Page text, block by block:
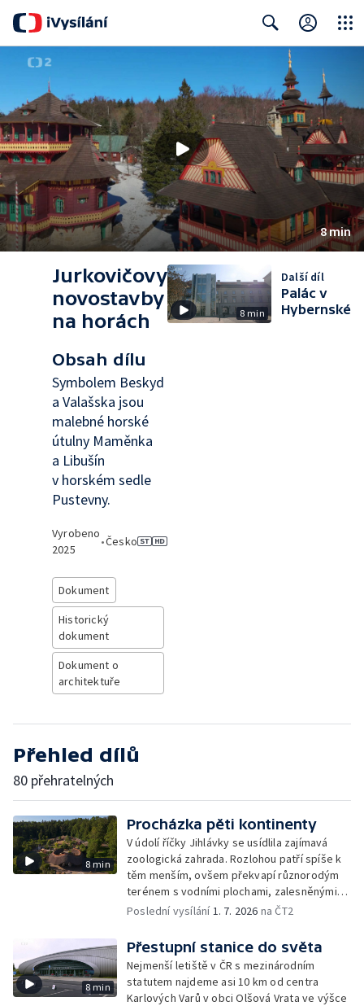
8 min
Jurkovičovy
novostavby
na horách
Obsah dílu
Symbolem Beskyd
a Valašska jsou
malebné horské
útulny Maměnka
a Libušín
v horském sedle
Pustevny.
Vyrobeno
2025
•Česko
Dokument
Historický
dokument
Dokument o
architektuře
8 min
Další díl
Palác v
Hybernské
Přehled dílů
80 přehratelných
8 min
Procházka pěti kontinenty
V údolí říčky Jihlávky se usídlila zajímavá
zoologická zahrada. Rozlohou patří spíše k
těm menším, ovšem překvapí různorodým
terénem s vodními plochami, zalesněnými
svahy, loukami i skalami.
Poslední vysílání1. 7. 2026 na ČT2
8 min
Přestupní stanice do světa
Nejmenší letiště v ČR s mezinárodním
statutem najdeme asi 10 km od centra
Karlových Varů v obci Olšová Vrata ve výšce